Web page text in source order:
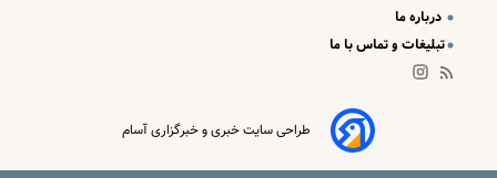
درباره ما
تبلیغات و تماس با ما
طراحی سایت خبری و خبرگزاری آسام